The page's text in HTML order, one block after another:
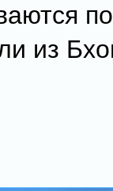
из